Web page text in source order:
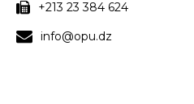
+213 23 384 624
info@opu.dz